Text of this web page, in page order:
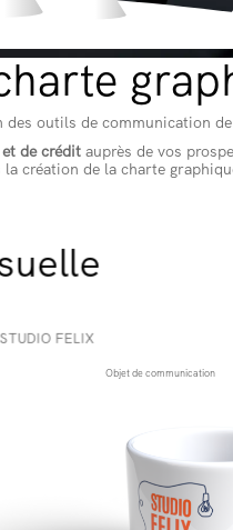
outils de communication
de crédit auprès de vos
création de la charte
FELIX
Objet de communication